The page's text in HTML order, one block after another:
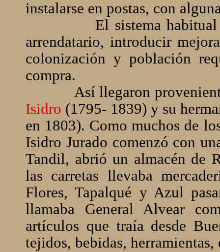
instalarse en postas, con
El sistema habitual era
arrendatario, introducir
colonización y población
compra.
Así llegaron
Isidro (1795- 1839) y su
en 1803). Como muchos de
Isidro Jurado comenzó con
Tandil, abrió un almacén de
las carretas llevaba
Flores, Tapalqué y Azul
llamaba General Alvear
artículos que traía desde
tejidos, bebidas, herramientas,